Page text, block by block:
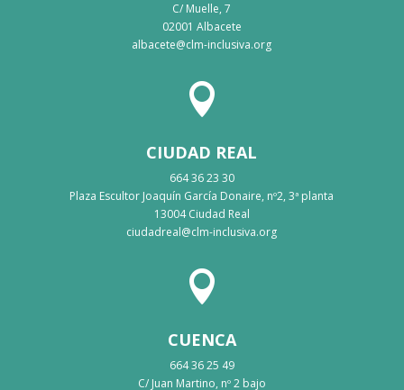
C/ Muelle, 7
02001 Albacete
albacete@clm-inclusiva.org

CIUDAD REAL
664 36 23 30
Plaza Escultor Joaquín García Donaire, nº2, 3ª planta
13004 Ciudad Real
ciudadreal@clm-inclusiva.org

CUENCA
664 36 25 49
C/ Juan Martino, nº 2 bajo